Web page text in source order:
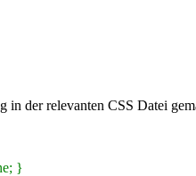
in der relevanten CSS Datei
}